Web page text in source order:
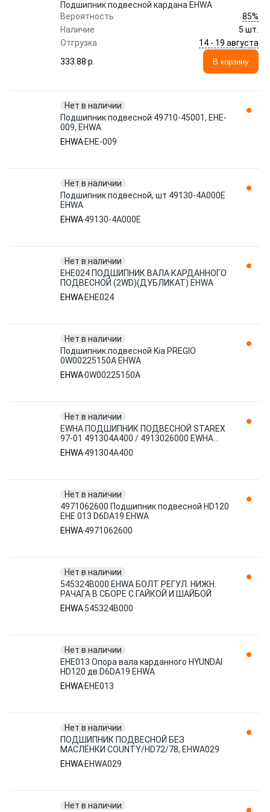
Подшипник подвесной кардана EHWA
Вероятность
85%
Наличие
5 шт.
Отгрузка
14 - 19 августа
333.88 p.
В корзину
Нет в наличии
Подшипник подвесной 49710-45001, EHE-
009, EHWA
EHWA EHE-009
Нет в наличии
Подшипник подвесной, шт 49130-4A000E
EHWA
EHWA49130-4A000E
Нет в наличии
EHE024 ПОДШИПНИК ВАЛА КАРДАННОГО
ПОДВЕСНОЙ (2WD)(ДУБЛИКАТ) EHWA
EHWA EHE024
Нет в наличии
Подшипник подвесной Kia PREGIO
0W00225150A EHWA
EHWA0W00225150A
Нет в наличии
EWHA ПОДШИПНИК ПОДВЕСНОЙ STAREX
97-01 491304A400 / 4913026000 EWHA
EHWA
EHWA491304A400
Нет в наличии
4971062600 Подшипник подвесной HD120
EHE 013 D6DA19 EHWA
EHWA4971062600
Нет в наличии
545324B000 EHWA БОЛТ РЕГУЛ. НИЖН.
РАЧАГА В СБОРЕ С ГАЙКОЙ И ШАЙБОЙ
EHWA545324B000
Нет в наличии
EHE013 Опора вала карданного HYUNDAI
HD120 дв.D6DA19 EHWA
EHWA EHE013
Нет в наличии
ПОДШИПНИК ПОДВЕСНОЙ БЕЗ
МАСЛЁНКИ COUNTY/HD72/78, EHWA029
EHWA EHWA029
Нет в наличии